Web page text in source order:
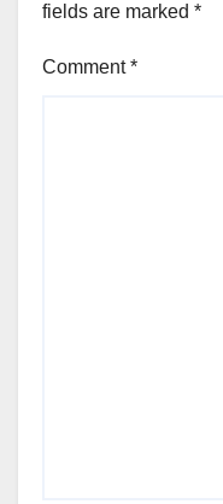
fields are marked *
Comment*